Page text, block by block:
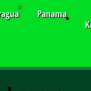
Panama